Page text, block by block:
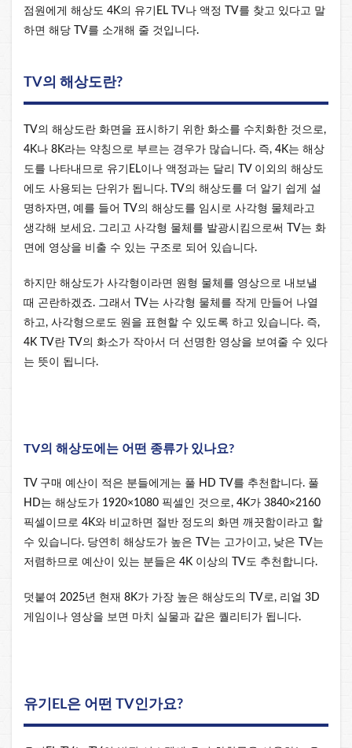
점원에게 해상도 4K의 유기EL TV나 액정 TV를 찾고 있다고 말
하면 해당 TV를 소개해 줄 것입니다.
TV의 해상도란?
TV의 해상도란 화면을 표시하기 위한 화소를 수치화한 것으로,
4K나 8K라는 약칭으로 부르는 경우가 많습니다. 즉, 4K는 해상
도를 나타내므로 유기EL이나 액정과는 달리 TV 이외의 해상도
에도 사용되는 단위가 됩니다. TV의 해상도를 더 알기 쉽게 설
명하자면, 예를 들어 TV의 해상도를 임시로 사각형 물체라고
생각해 보세요. 그리고 사각형 물체를 발광시킴으로써 TV는 화
면에 영상을 비출 수 있는 구조로 되어 있습니다.
하지만 해상도가 사각형이라면 원형 물체를 영상으로 내보낼
때 곤란하겠죠. 그래서 TV는 사각형 물체를 작게 만들어 나열
하고, 사각형으로도 원을 표현할 수 있도록 하고 있습니다. 즉,
4K TV란 TV의 화소가 작아서 더 선명한 영상을 보여줄 수 있다
는 뜻이 됩니다.
TV의 해상도에는 어떤 종류가 있나요?
TV 구매 예산이 적은 분들에게는 풀 HD TV를 추천합니다. 풀
HD는 해상도가 1920×1080 픽셀인 것으로, 4K가 3840×2160
픽셀이므로 4K와 비교하면 절반 정도의 화면 깨끗함이라고 할
수 있습니다. 당연히 해상도가 높은 TV는 고가이고, 낮은 TV는
저렴하므로 예산이 있는 분들은 4K 이상의 TV도 추천합니다.
덧붙여 2025년 현재 8K가 가장 높은 해상도의 TV로, 리얼 3D
게임이나 영상을 보면 마치 실물과 같은 퀄리티가 됩니다.
유기EL은 어떤 TV인가요?